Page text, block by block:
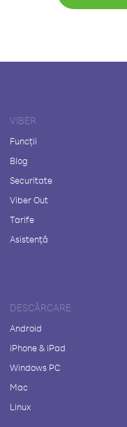
VIBER
Funcții
Blog
Securitate
Viber Out
Tarife
Asistență
DESCĂRCARE
Android
iPhone & iPad
Windows PC
Mac
Linux